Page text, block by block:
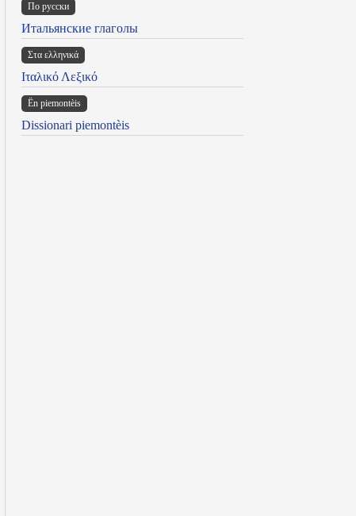
По русски
Итальянские глаголы
Στα ελληνικά
Ιταλικό Λεξικό
Ën piemontèis
Dissionari piemontèis